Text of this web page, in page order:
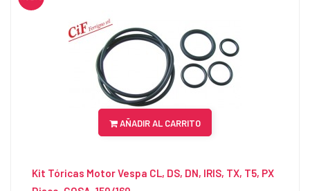
AÑADIR AL CARRITO
Kit Tóricas Motor Vespa CL, DS, DN, IRIS, TX, T5, PX